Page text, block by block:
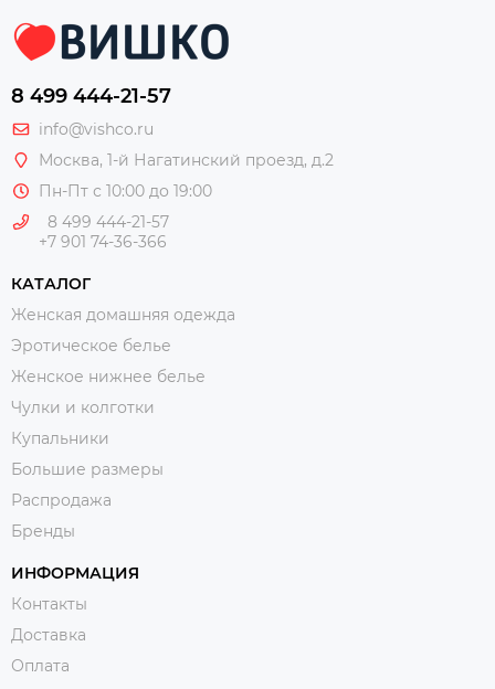
8 499 444-21-57
info@vishco.ru
Москва, 1-й Нагатинский проезд, д.2
Пн-Пт с 10:00 до 19:00
8 499 444-21-57
+7 901 74-36-366
КАТАЛОГ
Женская домашняя одежда
Эротическое белье
Женское нижнее белье
Чулки и колготки
Купальники
Большие размеры
Распродажа
Бренды
ИНФОРМАЦИЯ
Контакты
Доставка
Оплата